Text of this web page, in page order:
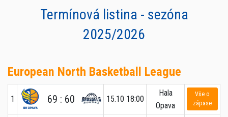
Termínová listina - sezóna
2025/2026
European North Basketball League
1 69 : 60 15.10 18:00
Hala
Opava
Vše o
zápase